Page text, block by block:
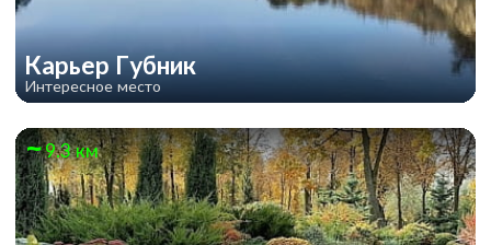
Карьер Губник
Интересное место
9.3 км